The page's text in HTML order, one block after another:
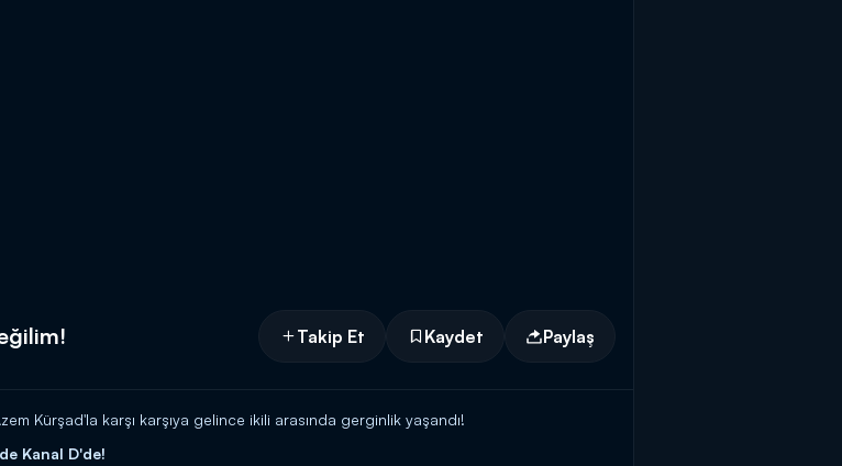
Takip Et Kaydet Paylaş
Kürşad'la karşı karşıya gelince ikili arasında gerginlik yaşandı!
Kanal D'de!